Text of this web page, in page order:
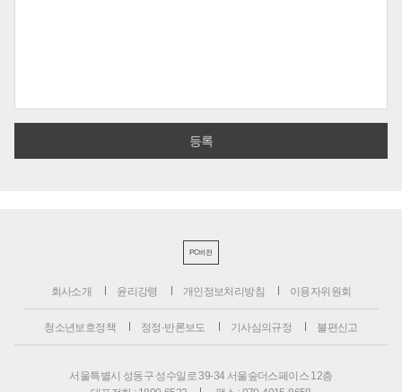
PC버전
회사소개 윤리강령 개인정보처리방침 이용자위원회
청소년보호정책 정정·반론보도 기사심의규정 불편신고
서울특별시 성동구 성수일로 39-34 서울숲더스페이스 12층